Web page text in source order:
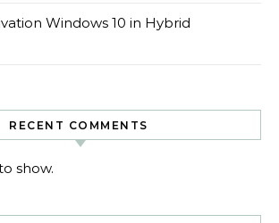
Windows 10 in Hybrid
RECENT COMMENTS
show.